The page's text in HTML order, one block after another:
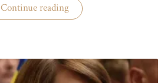
Continue reading«Анализ
визита
США»